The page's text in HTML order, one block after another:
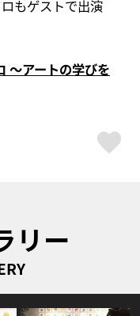
もゲストで出演
～アートの学びを
リー